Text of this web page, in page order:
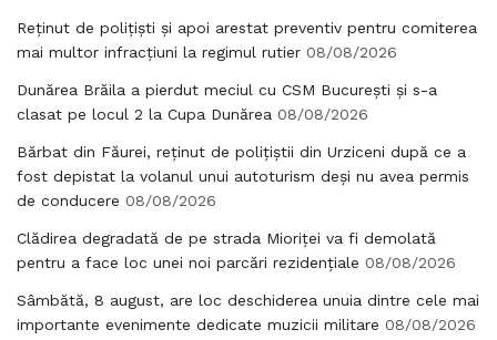
Reținut de polițiști și apoi arestat preventiv pentru comiterea
mai multor infracțiuni la regimul rutier 08/08/2026
Dunărea Brăila a pierdut meciul cu CSM București și s-a
clasat pe locul 2 la Cupa Dunărea 08/08/2026
Bărbat din Făurei, reținut de polițiștii din Urziceni după ce a
fost depistat la volanul unui autoturism deși nu avea permis
de conducere 08/08/2026
Clădirea degradată de pe strada Mioriței va fi demolată
pentru a face loc unei noi parcări rezidențiale 08/08/2026
Sâmbătă, 8 august, are loc deschiderea unuia dintre cele mai
importante evenimente dedicate muzicii militare 08/08/2026